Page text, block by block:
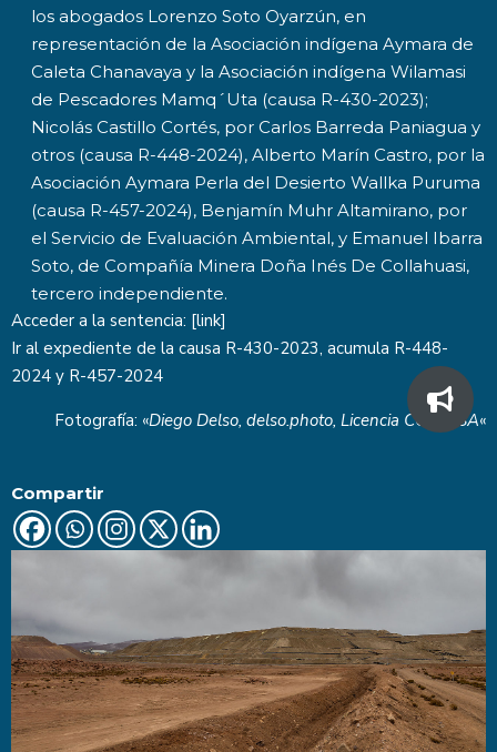
los abogados Lorenzo Soto Oyarzún, en
representación de la Asociación indígena Aymara de
Caleta Chanavaya y la Asociación indígena Wilamasi
de Pescadores Mamq´Uta (causa R-430-2023);
Nicolás Castillo Cortés, por Carlos Barreda Paniagua y
otros (causa R-448-2024), Alberto Marín Castro, por la
Asociación Aymara Perla del Desierto Wallka Puruma
(causa R-457-2024), Benjamín Muhr Altamirano, por
el Servicio de Evaluación Ambiental, y Emanuel Ibarra
Soto, de Compañía Minera Doña Inés De Collahuasi,
tercero independiente.
Acceder a la sentencia: [link]
Ir al expediente de la causa R-430-2023, acumula R-448-
2024 y R-457-2024
Fotografía: «Diego Delso, delso.photo, Licencia CC BY-SA«
Compartir